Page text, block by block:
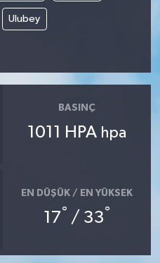
Ulubey
BASINÇ
1011 HPA hpa
EN DÜŞÜK / EN YÜKSEK
17° / 33°